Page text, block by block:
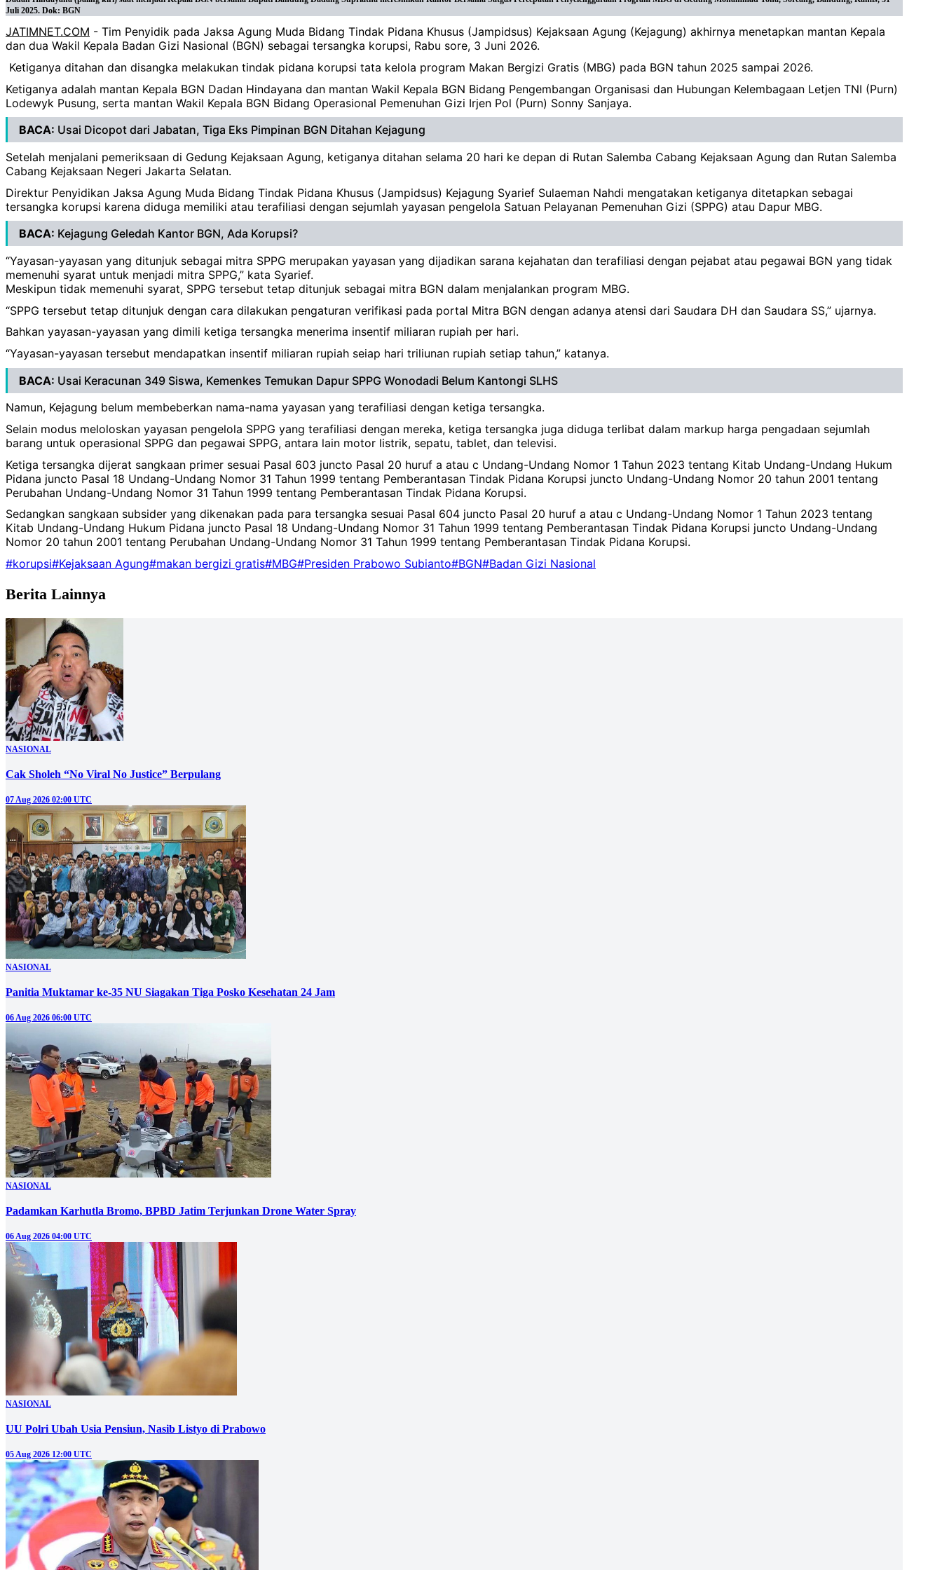
Juli 2025. Dok: BGN
JATIMNET.COM - Tim Penyidik pada Jaksa Agung Muda Bidang Tindak Pidana Khusus (Jampidsus) Kejaksaan Agung (Kejagung) akhirnya menetapkan mantan Kepala
dan dua Wakil Kepala Badan Gizi Nasional (BGN) sebagai tersangka korupsi, Rabu sore, 3 Juni 2026.
Ketiganya ditahan dan disangka melakukan tindak pidana korupsi tata kelola program Makan Bergizi Gratis (MBG) pada BGN tahun 2025 sampai 2026.
Ketiganya adalah mantan Kepala BGN Dadan Hindayana dan mantan Wakil Kepala BGN Bidang Pengembangan Organisasi dan Hubungan Kelembagaan Letjen TNI (Purn)
Lodewyk Pusung, serta mantan Wakil Kepala BGN Bidang Operasional Pemenuhan Gizi Irjen Pol (Purn) Sonny Sanjaya.
BACA: Usai Dicopot dari Jabatan, Tiga Eks Pimpinan BGN Ditahan Kejagung
Setelah menjalani pemeriksaan di Gedung Kejaksaan Agung, ketiganya ditahan selama 20 hari ke depan di Rutan Salemba Cabang Kejaksaan Agung dan Rutan Salemba
Cabang Kejaksaan Negeri Jakarta Selatan.
Direktur Penyidikan Jaksa Agung Muda Bidang Tindak Pidana Khusus (Jampidsus) Kejagung Syarief Sulaeman Nahdi mengatakan ketiganya ditetapkan sebagai
tersangka korupsi karena diduga memiliki atau terafiliasi dengan sejumlah yayasan pengelola Satuan Pelayanan Pemenuhan Gizi (SPPG) atau Dapur MBG.
BACA: Kejagung Geledah Kantor BGN, Ada Korupsi?
“Yayasan-yayasan yang ditunjuk sebagai mitra SPPG merupakan yayasan yang dijadikan sarana kejahatan dan terafiliasi dengan pejabat atau pegawai BGN yang tidak
memenuhi syarat untuk menjadi mitra SPPG,” kata Syarief.
Meskipun tidak memenuhi syarat, SPPG tersebut tetap ditunjuk sebagai mitra BGN dalam menjalankan program MBG.
“SPPG tersebut tetap ditunjuk dengan cara dilakukan pengaturan verifikasi pada portal Mitra BGN dengan adanya atensi dari Saudara DH dan Saudara SS,” ujarnya.
Bahkan yayasan-yayasan yang dimili ketiga tersangka menerima insentif miliaran rupiah per hari.
“Yayasan-yayasan tersebut mendapatkan insentif miliaran rupiah seiap hari triliunan rupiah setiap tahun,” katanya.
BACA: Usai Keracunan 349 Siswa, Kemenkes Temukan Dapur SPPG Wonodadi Belum Kantongi SLHS
Namun, Kejagung belum membeberkan nama-nama yayasan yang terafiliasi dengan ketiga tersangka.
Selain modus meloloskan yayasan pengelola SPPG yang terafiliasi dengan mereka, ketiga tersangka juga diduga terlibat dalam markup harga pengadaan sejumlah
barang untuk operasional SPPG dan pegawai SPPG, antara lain motor listrik, sepatu, tablet, dan televisi.
Ketiga tersangka dijerat sangkaan primer sesuai Pasal 603 juncto Pasal 20 huruf a atau c Undang-Undang Nomor 1 Tahun 2023 tentang Kitab Undang-Undang Hukum
Pidana juncto Pasal 18 Undang-Undang Nomor 31 Tahun 1999 tentang Pemberantasan Tindak Pidana Korupsi juncto Undang-Undang Nomor 20 tahun 2001 tentang
Perubahan Undang-Undang Nomor 31 Tahun 1999 tentang Pemberantasan Tindak Pidana Korupsi.
Sedangkan sangkaan subsider yang dikenakan pada para tersangka sesuai Pasal 604 juncto Pasal 20 huruf a atau c Undang-Undang Nomor 1 Tahun 2023 tentang
Kitab Undang-Undang Hukum Pidana juncto Pasal 18 Undang-Undang Nomor 31 Tahun 1999 tentang Pemberantasan Tindak Pidana Korupsi juncto Undang-Undang
Nomor 20 tahun 2001 tentang Perubahan Undang-Undang Nomor 31 Tahun 1999 tentang Pemberantasan Tindak Pidana Korupsi.
#korupsi#Kejaksaan Agung#makan bergizi gratis#MBG#Presiden Prabowo Subianto#BGN#Badan Gizi Nasional
Berita Lainnya
NASIONAL
Cak Sholeh “No Viral No Justice” Berpulang
07 Aug 2026 02:00 UTC
NASIONAL
Panitia Muktamar ke-35 NU Siagakan Tiga Posko Kesehatan 24 Jam
06 Aug 2026 06:00 UTC
NASIONAL
Padamkan Karhutla Bromo, BPBD Jatim Terjunkan Drone Water Spray
06 Aug 2026 04:00 UTC
NASIONAL
UU Polri Ubah Usia Pensiun, Nasib Listyo di Prabowo
05 Aug 2026 12:00 UTC